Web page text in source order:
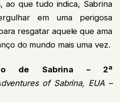
ao que tudo indica, Sabrina
em uma perigosa
resgatar aquele que ama
do mundo mais uma vez.
de Sabrina – 2ª
of Sabrina, EUA –